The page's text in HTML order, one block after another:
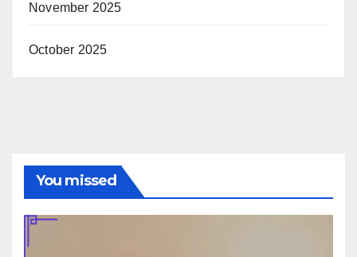
November 2025
October 2025
You missed